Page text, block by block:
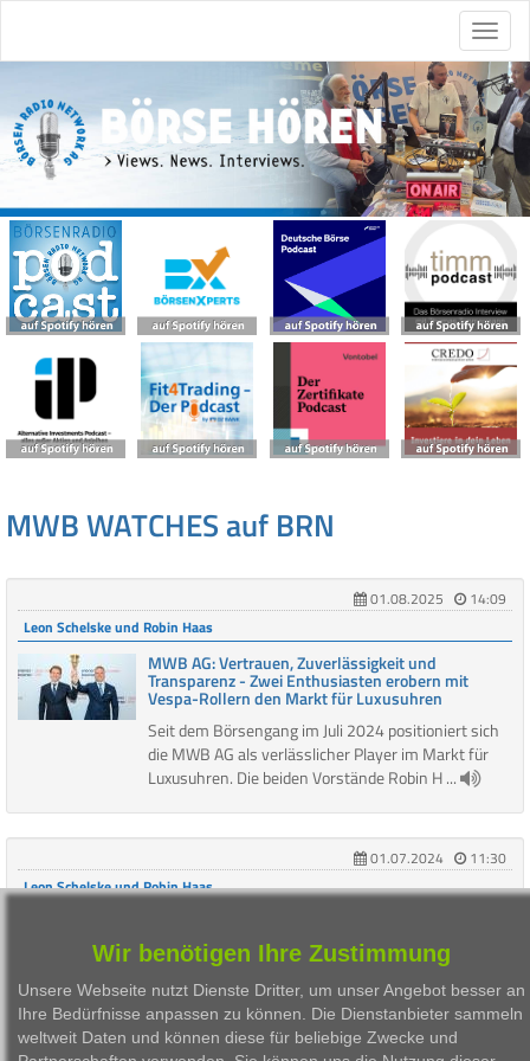
MWB WATCHES auf BRN
01.08.2025
14:09
Leon Schelske und Robin Haas
MWB AG: Vertrauen, Zuverlässigkeit und
Transparenz - Zwei Enthusiasten erobern mit
Vespa-Rollern den Markt für Luxusuhren
Seit dem Börsengang im Juli 2024 positioniert sich
die MWB AG als verlässlicher Player im Markt für
Luxusuhren. Die beiden Vorstände Robin H ...
01.07.2024
11:30
Leon Schelske und Robin Haas
Watches neu an der Wiener Börse: "Von
Fälschungsdetektiven zu Händlern von
Von Fälschungsdetektiven zu Händlern von
Luxusuhren: Die beiden Vorstände Leon Schelske
und Robin Haas haben ihr Münchner Unternehmen
Wir benötigen Ihre Zustimmung
Unsere Webseite nutzt Dienste Dritter, um unser Angebot besser an
Ihre Bedürfnisse anpassen zu können. Die Dienstanbieter sammeln
weltweit Daten und können diese für beliebige Zwecke und